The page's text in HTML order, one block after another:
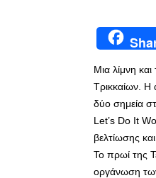
Μια λίμνη
Τρικκαίων. Η
δύο σημεία
Let’s Do It
βελτίωσης
Το πρωί της
οργάνωση